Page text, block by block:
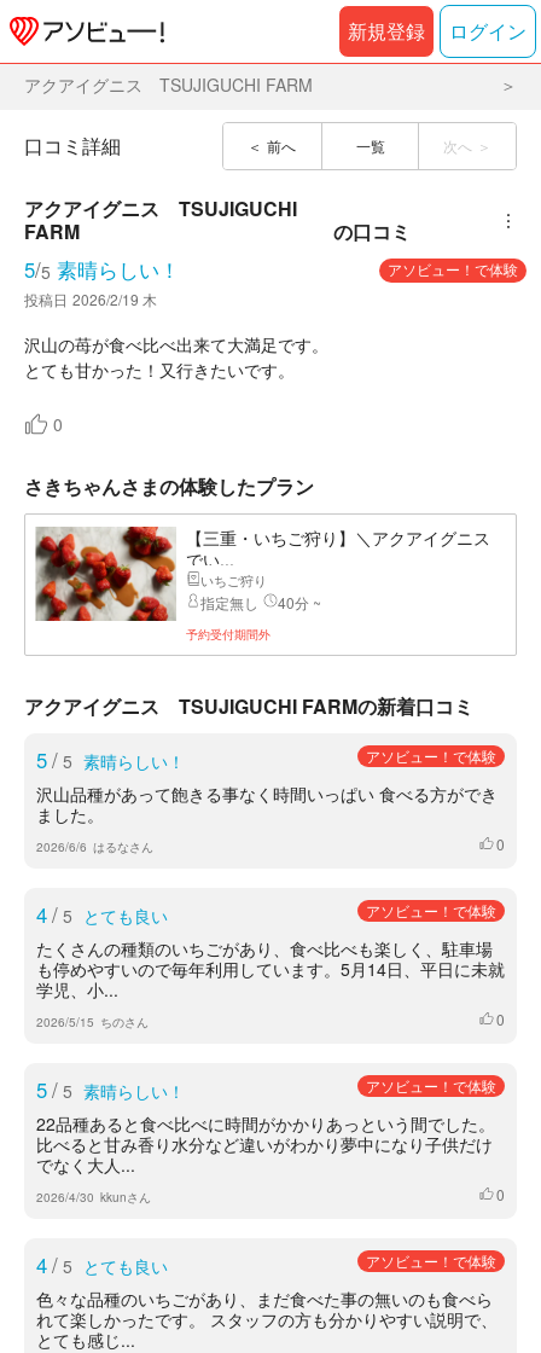
新規登録 ログイン
アクアイグニス TSUJIGUCHI FARM
前へ 一覧 次へ
口コミ詳細
アクアイグニス　TSUJIGUCHI
FARM
の口コミ ︙
5/5 素晴らしい！
アソビュー！で体験
投稿日 2026/2/19 木
沢山の苺が食べ比べ出来て大満足です。
とても甘かった！又行きたいです。
0
さきちゃんさまの体験したプラン
【三重・いちご狩り】＼アクアイグニス
でい...
いちご狩り
指定無し 40分 ~
予約受付期間外
アクアイグニス TSUJIGUCHI FARMの新着口コミ
5/ 5 素晴らしい！ アソビュー！で体験
沢山品種があって飽きる事なく時間いっぱい 食べる方ができ
ました。
2026/6/6 はるなさん いいね
0
4/ 5 とても良い アソビュー！で体験
たくさんの種類のいちごがあり、食べ比べも楽しく、駐車場
も停めやすいので毎年利用しています。5月14日、平日に未就
学児、小...
2026/5/15 ちのさん いいね
0
5/ 5 素晴らしい！ アソビュー！で体験
22品種あると食べ比べに時間がかかりあっという間でした。
比べると甘み香り水分など違いがわかり夢中になり子供だけ
でなく大人...
2026/4/30 kkunさん いいね
0
4/ 5 とても良い アソビュー！で体験
色々な品種のいちごがあり、まだ食べた事の無いのも食べら
れて楽しかったです。 スタッフの方も分かりやすい説明で、
とても感じ...